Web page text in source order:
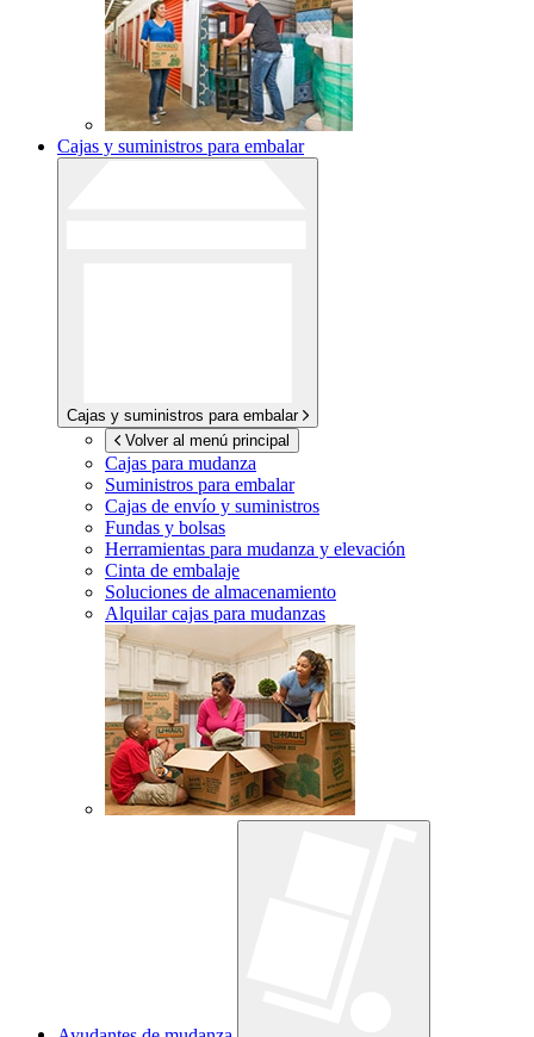
Cajas y suministros para embalar
Cajas y suministros para embalar
Volver al menú principal
Cajas para mudanza
Suministros para embalar
Cajas de envío y suministros
Fundas y bolsas
Herramientas para mudanza y elevación
Cinta de embalaje
Soluciones de almacenamiento
Alquilar cajas para mudanzas